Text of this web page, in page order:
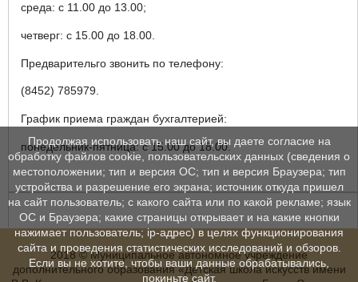
среда: с 11.00 до 13.00;
четверг: с 15.00 до 18.00.
Предварительго звонить по телефону:
(8452) 785979.
График приема граждан бухгалтерией:
понедельник-пятница: с 15.00 до 18.00.
2018 © Муниципальное автономное учреждение
дополнительного образования «Детская школа искусств имени
Продолжая использовать наш сайт, вы даете согласие на
обработку файлов cookie, пользовательских данных (сведения о
местоположении; тип и версия ОС; тип и версия Браузера; тип
устройства и разрешение его экрана; источник откуда пришел
на сайт пользователь; с какого сайта или по какой рекламе; язык
ОС и Браузера; какие страницы открывает и на какие кнопки
нажимает пользователь; ip-адрес) в целях функционирования
сайта и проведения статистических исследований и обзоров.
Если вы не хотите, чтобы ваши данные обрабатывались,
покиньте сайт.